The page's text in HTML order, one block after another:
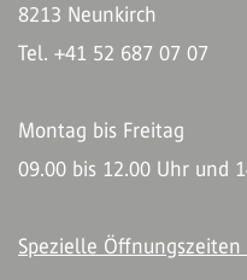
8213 Neunkirch
Tel. +41 52 687 07 07
Montag bis Freitag
09.00 bis 12.00 Uhr und
Spezielle